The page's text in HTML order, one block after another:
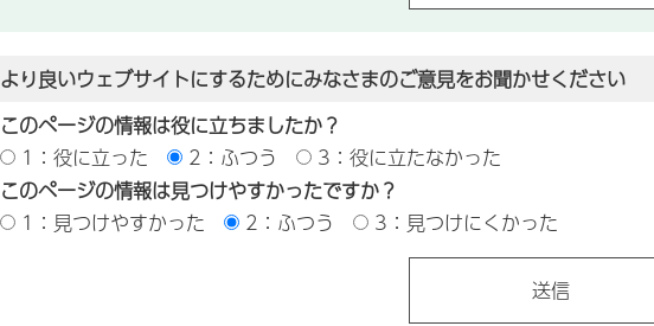
より良いウェブサイトにするためにみなさまのご意見をお聞かせください
このページの情報は役に立ちましたか？
1：役に立った
2：ふつう
3：役に立たなかった
このページの情報は見つけやすかったですか？
1：見つけやすかった
2：ふつう 3：見つけにくかった